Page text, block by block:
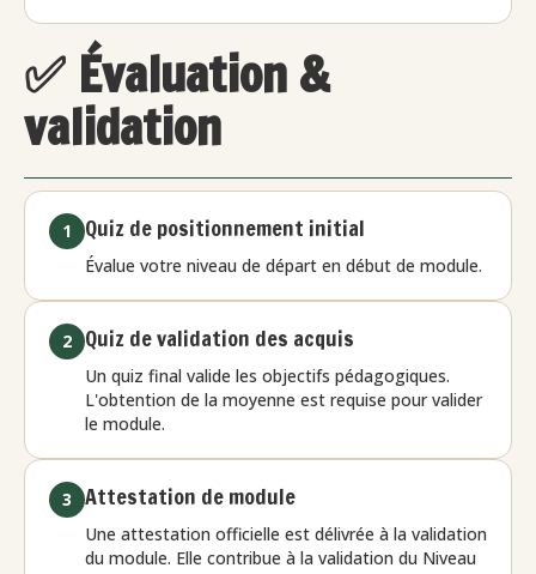
✅ Évaluation &
validation
1 Quiz de positionnement initial
Évalue votre niveau de départ en début de module.
2 Quiz de validation des acquis
Un quiz final valide les objectifs pédagogiques.
L'obtention de la moyenne est requise pour valider
le module.
3 Attestation de module
Une attestation officielle est délivrée à la validation
du module. Elle contribue à la validation du Niveau